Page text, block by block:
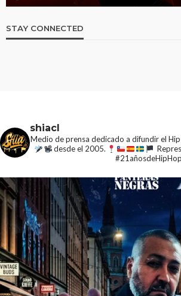
STAY CONNECTED
shiacl
Medio de prensa dedicado a difundir el
desde el 2005.
#21añosdeHipHop